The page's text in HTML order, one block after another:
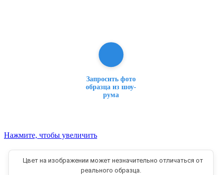
Запросить фото
образца из шоу-
рума
Нажмите, чтобы увеличить
Цвет на изображении может незначительно отличаться от
реального образца.